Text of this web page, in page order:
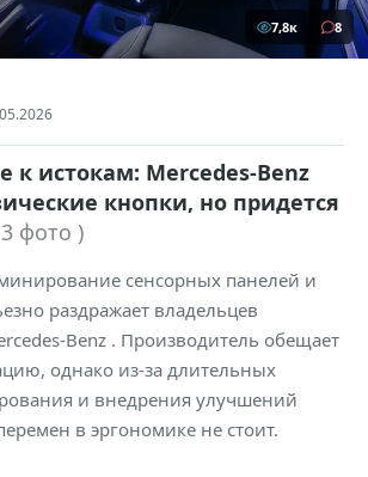
7,8к 8
к истокам: Mercedes-Benz
кнопки, но придется
фото )
сенсорных панелей и
раздражает владельцев
Benz . Производитель обещает
однако из-за длительных
и внедрения улучшений
в эргономике не стоит.